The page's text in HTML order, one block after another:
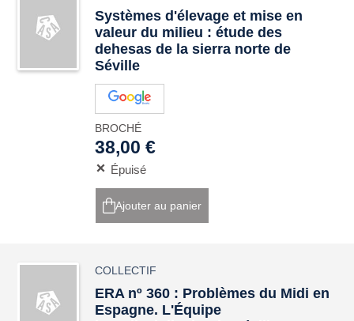
Systèmes d'élevage et mise en
valeur du milieu : étude des
dehesas de la sierra norte de
Séville
BROCHÉ
38,00 €
Épuisé
Ajouter au panier
COLLECTIF
ERA nº 360 : Problèmes du Midi en
Espagne. L'Équipe